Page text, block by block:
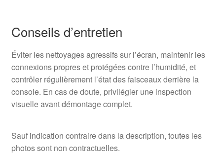
Conseils d’entretien
Éviter les nettoyages agressifs sur l’écran, maintenir les
connexions propres et protégées contre l’humidité, et
contrôler régulièrement l’état des faisceaux derrière la
console. En cas de doute, privilégier une inspection
visuelle avant démontage complet.
Sauf indication contraire dans la description, toutes les
photos sont non contractuelles.